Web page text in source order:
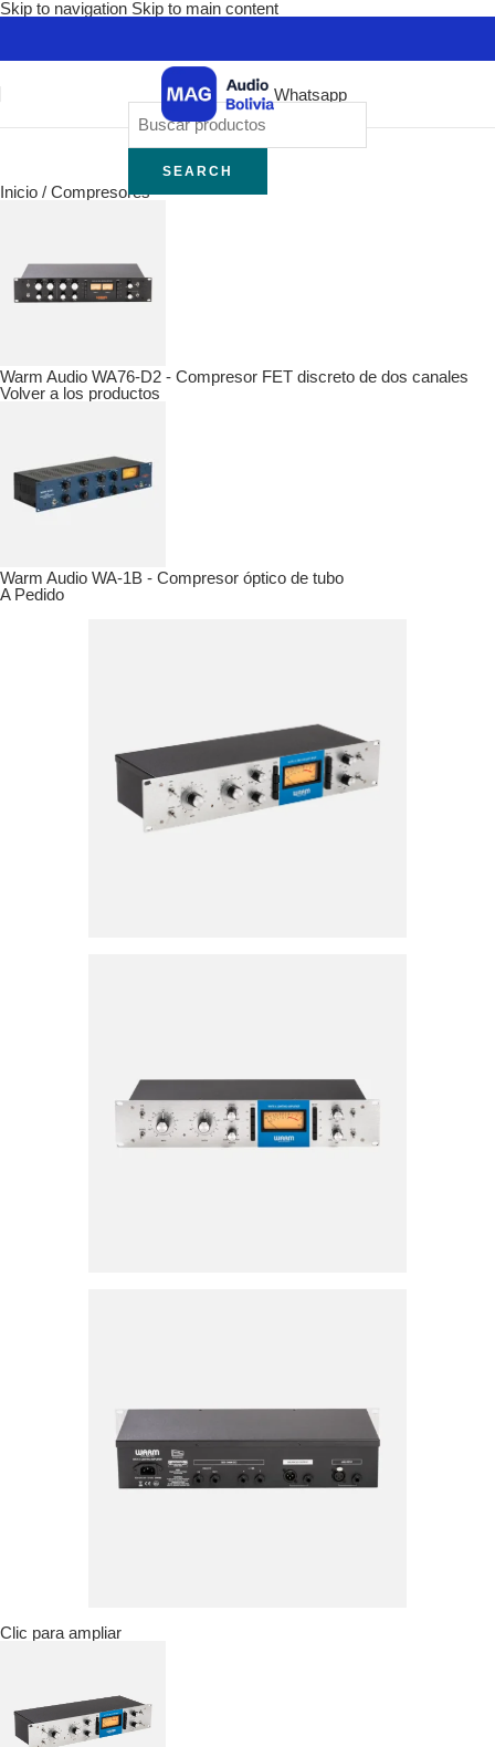
Skip to navigation Skip to main content
Whatsapp
SEARCH
Inicio / Compresores
Warm Audio WA76-D2 - Compresor FET discreto de dos canales
Volver a los productos
Warm Audio WA-1B - Compresor óptico de tubo
A Pedido
Clic para ampliar